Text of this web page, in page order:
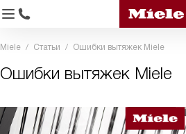
Miele Статьи Ошибки вытяжек Miele
Ошибки вытяжек Miele